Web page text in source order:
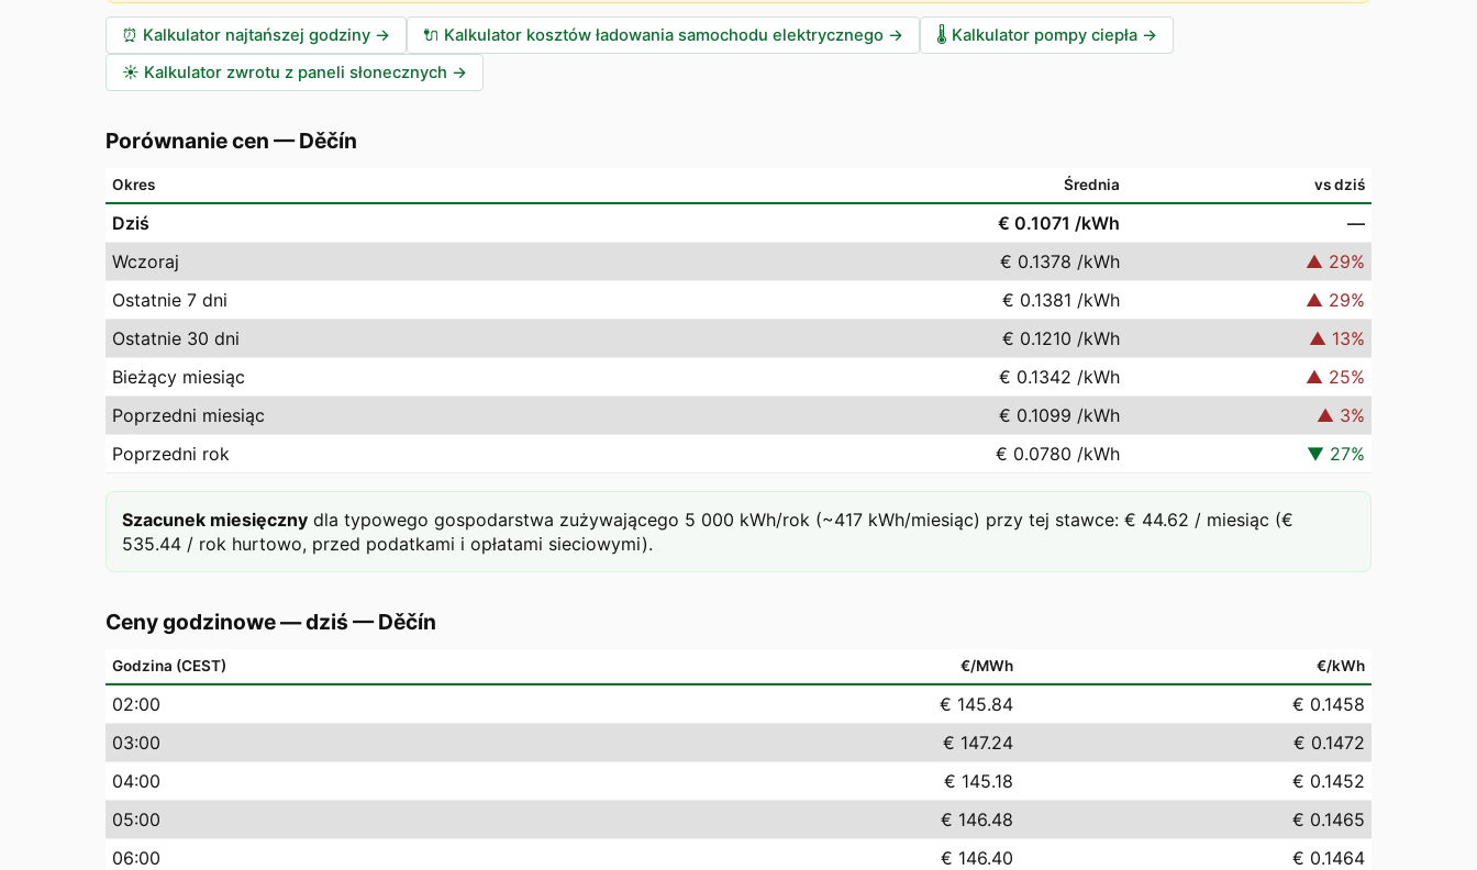
⏰ Kalkulator najtańszej godziny → 🔌 Kalkulator kosztów ładowania samochodu elektrycznego → 🌡️ Kalkulator pompy ciepła →
☀️ Kalkulator zwrotu z paneli słonecznych →
Porównanie cen —Děčín
Okres Średnia vs dziś
Dziś € 0.1071 /kWh
—
Wczoraj
€ 0.1378 /kWh ▲ 29%
Ostatnie 7 dni
€ 0.1381 /kWh ▲ 29%
Ostatnie 30 dni
€ 0.1210 /kWh ▲ 13%
Bieżący miesiąc
€ 0.1342 /kWh ▲ 25%
Poprzedni miesiąc
€ 0.1099 /kWh ▲ 3%
Poprzedni rok
€ 0.0780 /kWh ▼ 27%
Szacunek miesięczny dla typowego gospodarstwa zużywającego 5 000 kWh/rok (~417 kWh/miesiąc) przy tej stawce: € 44.62 / miesiąc (€
535.44 / rok hurtowo, przed podatkami i opłatami sieciowymi).
Ceny godzinowe — dziś —Děčín
Godzina (CEST) €/MWh €/kWh
02:00 € 145.84
€ 0.1458
03:00 € 147.24
€ 0.1472
04:00 € 145.18
€ 0.1452
05:00 € 146.48
€ 0.1465
06:00 € 146.40
€ 0.1464